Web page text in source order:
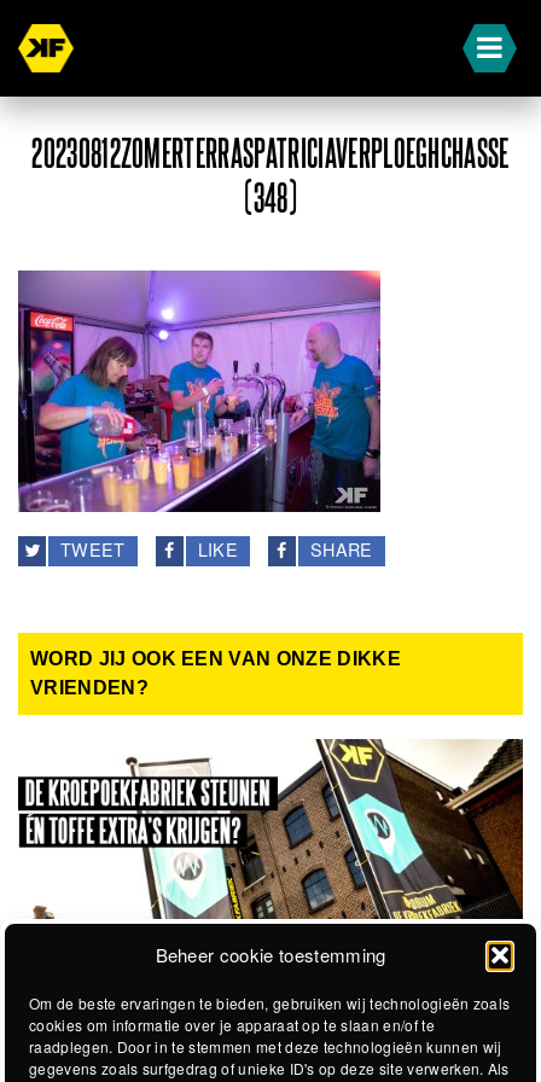
Beheer cookie toestemming
Om de beste ervaringen te bieden, gebruiken wij technologieën zoals
cookies om informatie over je apparaat op te slaan en/of te
raadplegen. Door in te stemmen met deze technologieën kunnen wij
gegevens zoals surfgedrag of unieke ID's op deze site verwerken. Als
20230812ZOMERTERRASPATRICIAVERPLOEGHCHASSE
(348)
TWEET LIKE SHARE
WORD JIJ OOK EEN VAN ONZE DIKKE
VRIENDEN?